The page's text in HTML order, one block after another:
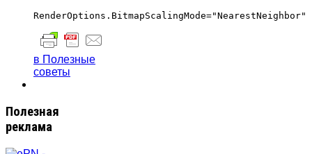
в Полезные
советы
Полезная
реклама